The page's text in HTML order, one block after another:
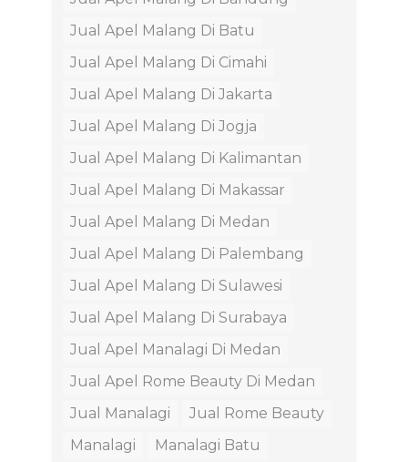
Jual Apel Malang Di Batu
Jual Apel Malang Di Cimahi
Jual Apel Malang Di Jakarta
Jual Apel Malang Di Jogja
Jual Apel Malang Di Kalimantan
Jual Apel Malang Di Makassar
Jual Apel Malang Di Medan
Jual Apel Malang Di Palembang
Jual Apel Malang Di Sulawesi
Jual Apel Malang Di Surabaya
Jual Apel Manalagi Di Medan
Jual Apel Rome Beauty Di Medan
Jual Manalagi
Jual Rome Beauty
Manalagi
Manalagi Batu